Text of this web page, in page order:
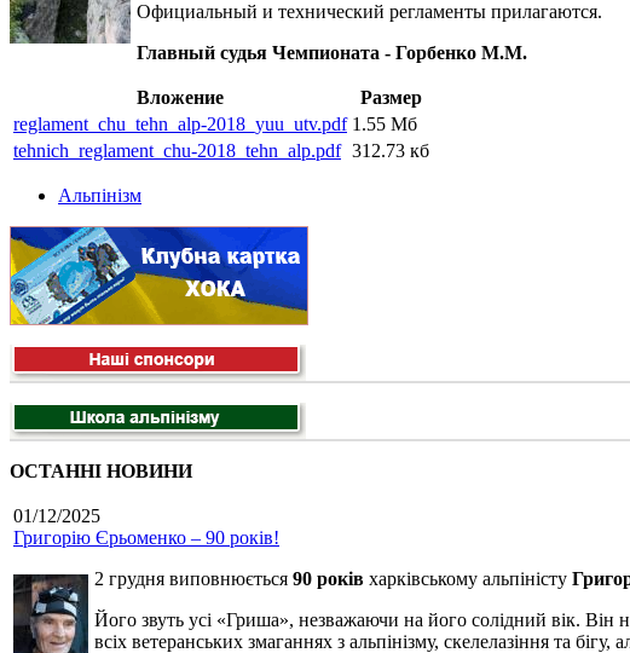
Официальный и технический регламенты прилагаются.
Главный судья Чемпионата - Горбенко М.М.
Вложение
Размер
reglament_chu_tehn_alp-2018_yuu_utv.pdf 1.55 Мб
tehnich_reglament_chu-2018_tehn_alp.pdf 312.73 кб
Альпінізм
ОСТАННІ НОВИНИ
01/12/2025
Григорію Єрьоменко – 90 років!
2 грудня виповнюється 90 років харківському альпіністу
Його звуть усі «Гриша», незважаючи на його солідний вік. Він
всіх ветеранських змаганнях з альпінізму, скелелазіння та